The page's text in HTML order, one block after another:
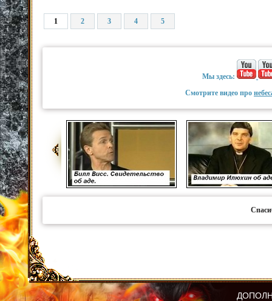
1 2 3 4 5
Мы здесь:
Смотрите видео про